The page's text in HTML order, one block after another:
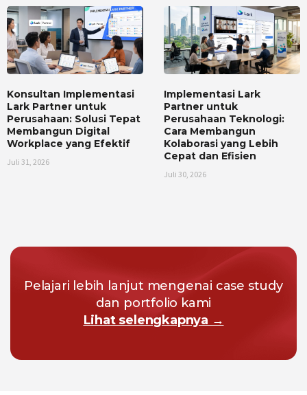
Konsultan Implementasi
Lark Partner untuk
Perusahaan: Solusi Tepat
Membangun Digital
Workplace yang Efektif
Juli 31, 2026
Implementasi Lark
Partner untuk
Perusahaan Teknologi:
Cara Membangun
Kolaborasi yang Lebih
Cepat dan Efisien
Juli 30, 2026
Pelajari lebih lanjut mengenai case study
dan portfolio kami
Lihat selengkapnya →